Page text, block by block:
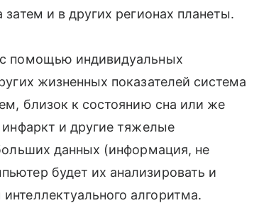
и в других регионах планеты.
с помощью индивидуальных
жизненных показателей система
близок к состоянию сна или же
и другие тяжелые
данных (информация, не
будет их анализировать и
алгоритма.